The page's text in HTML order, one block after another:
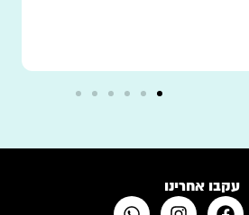
עקבו אחרינו